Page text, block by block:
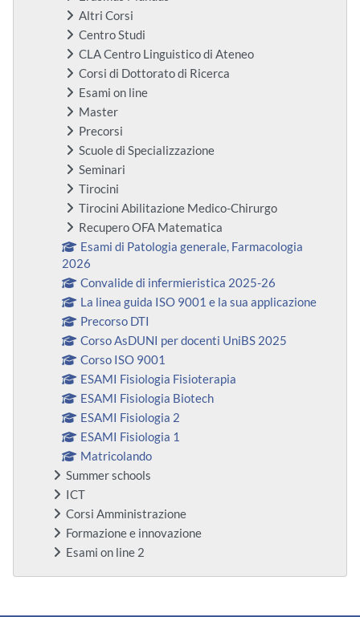
Altri Corsi
Centro Studi
CLA Centro Linguistico di Ateneo
Corsi di Dottorato di Ricerca
Esami on line
Master
Precorsi
Scuole di Specializzazione
Seminari
Tirocini
Tirocini Abilitazione Medico-Chirurgo
Recupero OFA Matematica
Esami di Patologia generale, Farmacologia
2026
Convalide di infermieristica 2025-26
La linea guida ISO 9001 e la sua applicazione
Precorso DTI
Corso AsDUNI per docenti UniBS 2025
Corso ISO 9001
ESAMI Fisiologia Fisioterapia
ESAMI Fisiologia Biotech
ESAMI Fisiologia 2
ESAMI Fisiologia 1
Matricolando
Summer schools
ICT
Corsi Amministrazione
Formazione e innovazione
Esami on line 2
Blocchi supplementari